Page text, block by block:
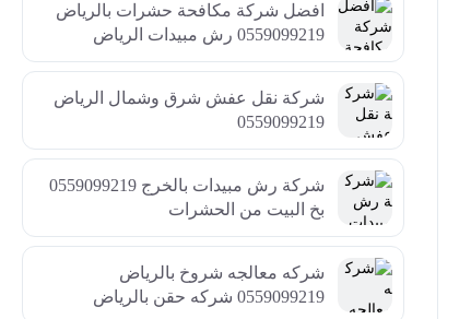
افضل شركة مكافحة حشرات بالرياض
0559099219 رش مبيدات الرياض
شركة نقل عفش شرق وشمال الرياض
0559099219
شركة رش مبيدات بالخرج 0559099219
بخ البيت من الحشرات
شركه معالجه شروخ بالرياض
0559099219 شركه حقن بالرياض